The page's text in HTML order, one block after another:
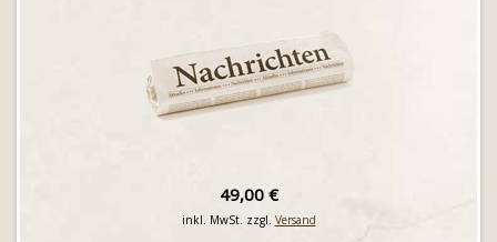
49,00 €
inkl. MwSt. zzgl. Versand